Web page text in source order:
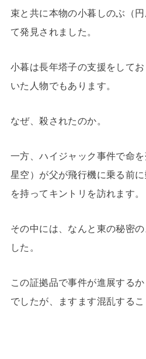
束と共に本物の小暮しのぶ（
て発見されました。
小暮は長年塔子の支援をして
いた人物でもあります。
なぜ、殺されたのか。
一方、ハイジャック事件で命
星空）が父が飛行機に乗る前
を持ってキントリを訪れます。
その中には、なんと東の秘密
した。
この証拠品で事件が進展する
でしたが、ますます混乱するこ